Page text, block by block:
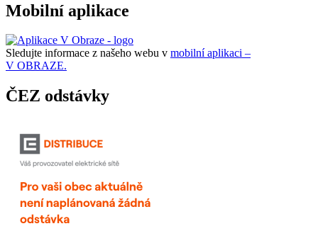
Mobilní aplikace
Sledujte informace z našeho webu v mobilní aplikaci –
V OBRAZE.
ČEZ odstávky